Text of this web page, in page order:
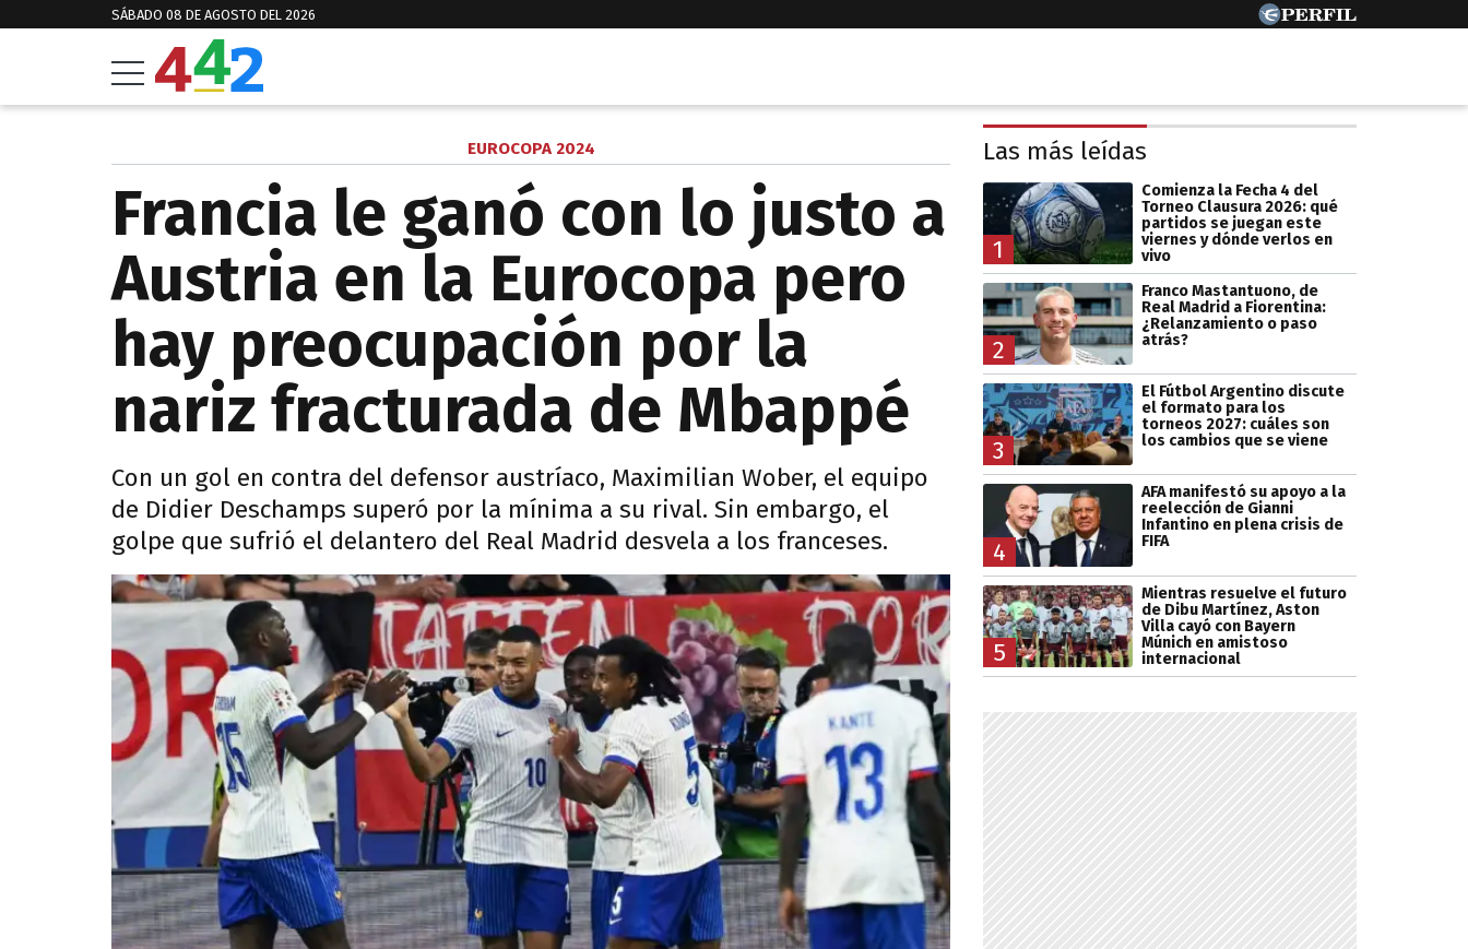
SÁBADO 08 DE AGOSTO DEL 2026
EUROCOPA 2024
Francia le ganó con lo justo a
Austria en la Eurocopa pero
hay preocupación por la
nariz fracturada de Mbappé
Con un gol en contra del defensor austríaco, Maximilian Wober, el equipo
de Didier Deschamps superó por la mínima a su rival. Sin embargo, el
golpe que sufrió el delantero del Real Madrid desvela a los franceses.
Las más leídas
1
Comienza la Fecha 4 del
Torneo Clausura 2026: qué
partidos se juegan este
viernes y dónde verlos en
vivo
2
Franco Mastantuono, de
Real Madrid a Fiorentina:
¿Relanzamiento o paso
atrás?
3
El Fútbol Argentino discute
el formato para los
torneos 2027: cuáles son
los cambios que se viene
4
AFA manifestó su apoyo a la
reelección de Gianni
Infantino en plena crisis de
FIFA
5
Mientras resuelve el futuro
de Dibu Martínez, Aston
Villa cayó con Bayern
Múnich en amistoso
internacional